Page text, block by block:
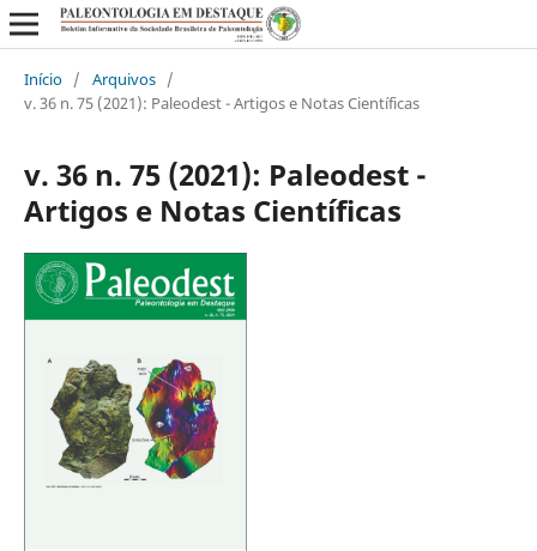
Início / Arquivos /
v. 36 n. 75 (2021): Paleodest - Artigos e Notas Científicas
v. 36 n. 75 (2021): Paleodest -
Artigos e Notas Científicas